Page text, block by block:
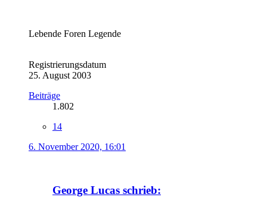
Lebende Foren Legende
Registrierungsdatum
25. August 2003
Beiträge
1.802
14
6. November 2020, 16:01
George Lucas schrieb: